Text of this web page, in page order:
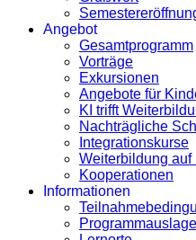
Angebot
Gesamtprogramm
Vorträge
Exkursionen
Angebote für
KI trifft
Nachträgliche
Integrationskurse
Weiterbildung auf
Kooperationen
Informationen
Programmauslage